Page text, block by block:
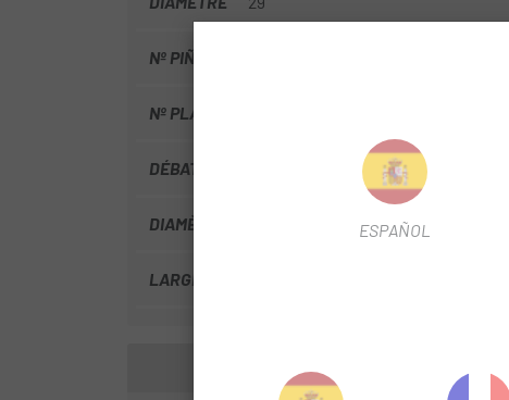
Nº PIÑONES
Nº PLATEAU
DÉBATTEMENT SUSPENSION 150
DIAMÈTRE CINTRE
LARGEUR MOYEU
ESPAÑOL